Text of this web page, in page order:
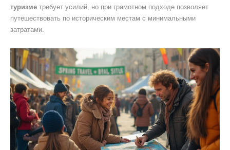
туризме требует усилий, но при грамотном подходе позволяет
путешествовать по историческим местам с минимальными
затратами.